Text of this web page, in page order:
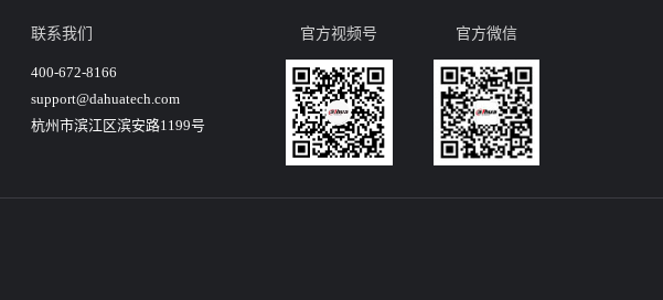
联系我们
400-672-8166
support@dahuatech.com
杭州市滨江区滨安路1199号
官方视频号 官方微信